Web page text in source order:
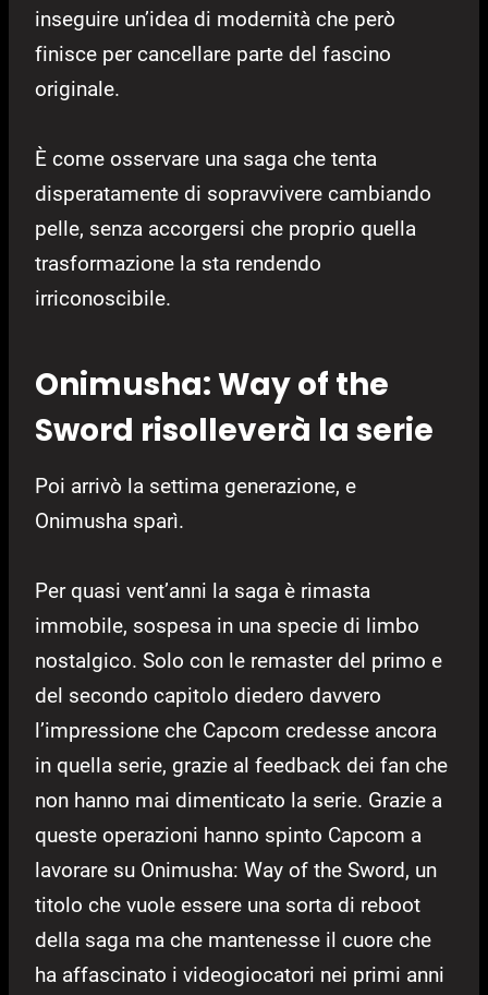
inseguire un’idea di modernità che però
finisce per cancellare parte del fascino
originale.
È come osservare una saga che tenta
disperatamente di sopravvivere cambiando
pelle, senza accorgersi che proprio quella
trasformazione la sta rendendo
irriconoscibile.
Onimusha: Way of the
Sword risolleverà la serie
Poi arrivò la settima generazione, e
Onimusha sparì.
Per quasi vent’anni la saga è rimasta
immobile, sospesa in una specie di limbo
nostalgico. Solo con le remaster del primo e
del secondo capitolo diedero davvero
l’impressione che Capcom credesse ancora
in quella serie, grazie al feedback dei fan che
non hanno mai dimenticato la serie. Grazie a
queste operazioni hanno spinto Capcom a
lavorare su Onimusha: Way of the Sword, un
titolo che vuole essere una sorta di reboot
della saga ma che mantenesse il cuore che
ha affascinato i videogiocatori nei primi anni